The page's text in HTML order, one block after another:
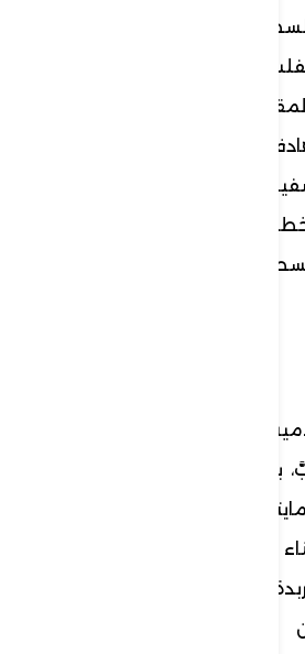
الممثل الشرعي
، لأن الأخطار
جسيمة، وهنالك
لسرقة القدس من
القضية الفلسطينية
خبيثة يتم العمل
.
والعربية بكل فئاتها
كل إمكانياتها،
من التدنيس والتدمير
شعبنا ومقدساتنا في
الصهيونية المستمرة
الاحتلال على شعبنا